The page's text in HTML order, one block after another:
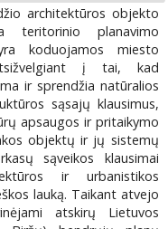
architektūros objekto
teritorinio planavimo
koduojamos miesto
į tai, kad
ir sprendžia natūralios
sąsajų klausimus,
apsaugos ir pritaikymo
objektų ir jų sistemų
sąveikos klausimai
ir urbanistikos
lauką. Taikant atvejo
atskirų Lietuvos